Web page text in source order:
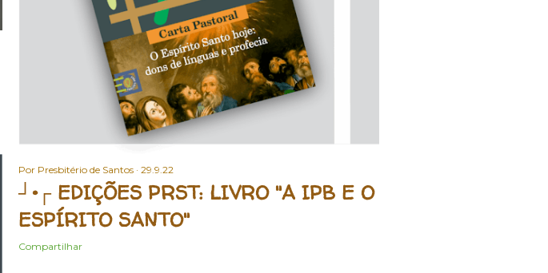
Por Presbitério de Santos 29.9.22
┘•┌ EDIÇÕES PRST: LIVRO "A IPB E O
ESPÍRITO SANTO"
Compartilhar